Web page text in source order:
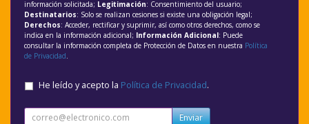
información solicitada; Legitimación: Consentimiento del usuario;
Destinatarios: Solo se realizan cesiones si existe una obligación legal;
Derechos: Acceder, rectificar y suprimir, así como otros derechos, como se
indica en la información adicional; Información Adicional: Puede
consultar la información completa de Protección de Datos en nuestra Política
de Privacidad
He leído y acepto la Política de Privacidad.
Enviar